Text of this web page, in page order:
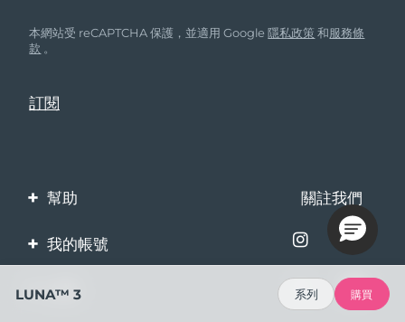
本網站受 reCAPTCHA 保護，並適用 Google隱私政策 和服務條
款 。
幫助
聯繫我們
訂單與運輸
保修與退換貨
關註我們
我的帳號
企業
LUNA™ 3 系列 購買